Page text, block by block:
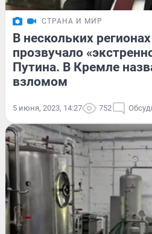
СТРАНА И МИР
В нескольких
прозвучало
Путина. В Кремле
взломом
5 июня, 2023, 14:27 752